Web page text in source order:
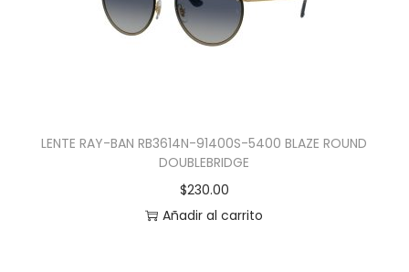
LENTE RAY-BAN RB3614N-91400S-5400 BLAZE ROUND
DOUBLEBRIDGE
$230.00
Añadir al carrito